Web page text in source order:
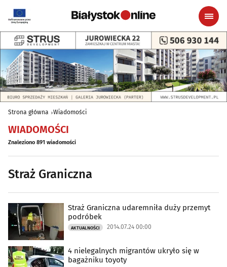
Strona główna Wiadomości
WIADOMOŚCI
Znaleziono 891 wiadomości
Straż Graniczna
Straż Graniczna udaremniła duży przemyt
podróbek
AKTUALNOŚCI 2014.07.24 00:00
4 nielegalnych migrantów ukryło się w
bagażniku toyoty